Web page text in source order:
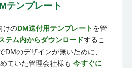
テンプレート
けのDM送付用テンプレートを管
テム内からダウンロードするこ
DMのデザインが無いために、
ていた管理会社様も 今すぐに